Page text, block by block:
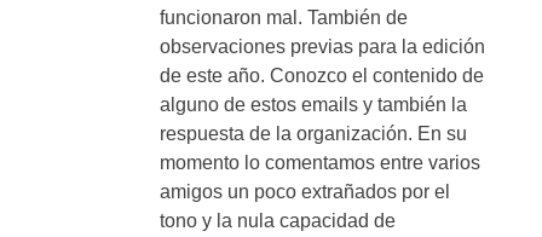
funcionaron mal. También de
observaciones previas para la edición
de este año. Conozco el contenido de
alguno de estos emails y también la
respuesta de la organización. En su
momento lo comentamos entre varios
amigos un poco extrañados por el
tono y la nula capacidad de